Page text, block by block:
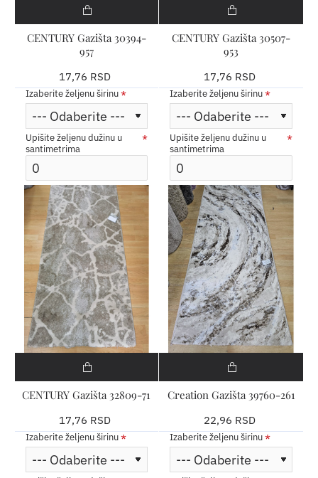
CENTURY Gazišta 30394-
957
17,76 RSD
Izaberite željenu širinu
Upišite željenu dužinu u
santimetrima
CENTURY Gazišta 30507-
953
17,76 RSD
Izaberite željenu širinu
Upišite željenu dužinu u
santimetrima
CENTURY Gazišta 32809-71
17,76 RSD
Izaberite željenu širinu
Creation Gazišta 39760-261
22,96 RSD
Izaberite željenu širinu